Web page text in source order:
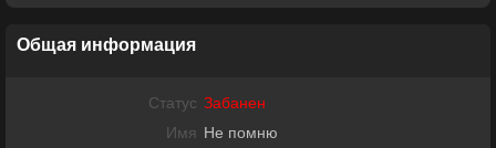
Общая информация
Статус Забанен
Имя Не помню